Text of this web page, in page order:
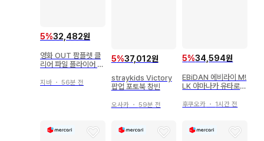
5%32,482원
영화 OUT 팜플렛 클
리어 파일 플라이어 세
지바 ・ 56분 전
5%37,012원
straykids Victory
팝업 포토북 창빈
오사카・ 59분 전
5%34,594원
EBiDAN 에비라이 M!
LK 야마나카 유타로
후쿠오카 ・ 1시간 전